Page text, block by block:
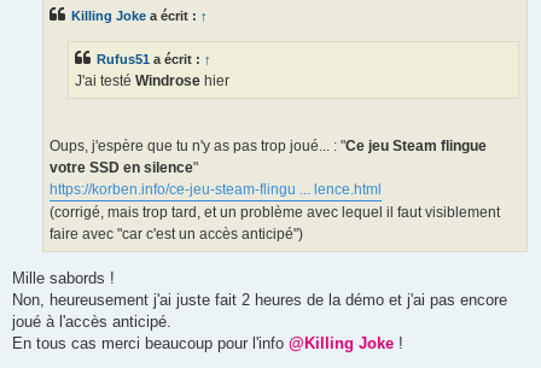
Killing Joke a écrit : ↑
Rufus51 a écrit : ↑
J'ai testé Windrose hier
Oups, j'espère que tu n'y as pas trop joué... : "Ce jeu Steam flingue
votre SSD en silence"
https://korben.info/ce-jeu-steam-flingu ... lence.html
(corrigé, mais trop tard, et un problème avec lequel il faut visiblement
faire avec "car c'est un accès anticipé")
Mille sabords !
Non, heureusement j'ai juste fait 2 heures de la démo et j'ai pas encore
joué à l'accès anticipé.
En tous cas merci beaucoup pour l'info @Killing Joke !